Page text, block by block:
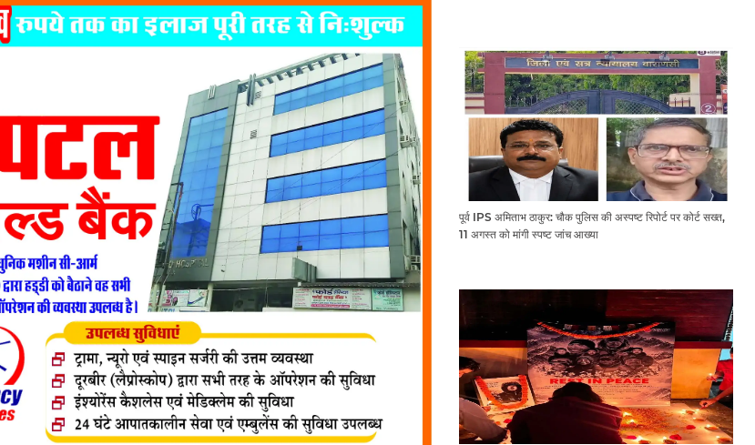
पूर्व IPS अमिताभ ठाकुर: चौक पुलिस की अस्पष्ट रिपोर्ट पर कोर्ट सख्त,
11 अगस्त को मांगी स्पष्ट जांच आख्या